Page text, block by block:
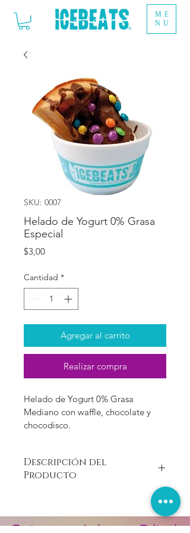
ME
NU
SKU: 0007
Helado de Yogurt 0% Grasa
Especial
$3,00Precio
Cantidad *
Agregar al carrito
Realizar compra
Helado de Yogurt 0% Grasa
Mediano con waffle, chocolate y
chocodisco.
Descripción del
Producto
Helado de Yogurt - Frozen Yogurt 0%
grasa. Elaborado con materias primas
descremadas para lograr una textura